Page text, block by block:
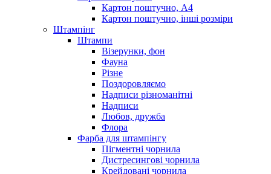
Картон поштучно, А4
Картон поштучно, інші розміри
Штампінг
Штампи
Візерунки, фон
Фауна
Різне
Поздоровляємо
Надписи різноманітні
Надписи
Любов, дружба
Флора
Фарба для штампінгу
Пігментні чорнила
Дистресингові чорнила
Крейдовані чорнила